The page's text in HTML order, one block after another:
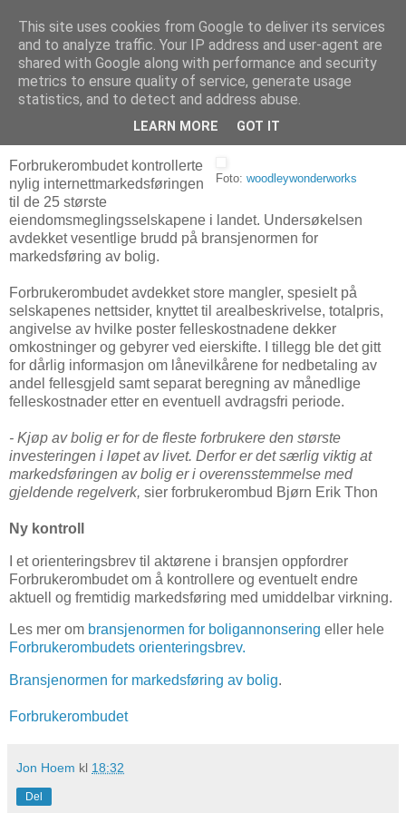
Arkitektur & Miljøteknologi
29 juni 2009
Mangelfull markedsføring av boliger
Foto: woodleywonderworks
Forbrukerombudet kontrollerte
nylig internettmarkedsføringen
til de 25 største
eiendomsmeglingsselskapene i landet. Undersøkelsen
avdekket vesentlige brudd på bransjenormen for
markedsføring av bolig.
Forbrukerombudet avdekket store mangler, spesielt på
selskapenes nettsider, knyttet til arealbeskrivelse, totalpris,
angivelse av hvilke poster felleskostnadene dekker
omkostninger og gebyrer ved eierskifte. I tillegg ble det gitt
for dårlig informasjon om lånevilkårene for nedbetaling av
andel fellesgjeld samt separat beregning av månedlige
felleskostnader etter en eventuell avdragsfri periode.
- Kjøp av bolig er for de fleste forbrukere den største
investeringen i løpet av livet. Derfor er det særlig viktig at
markedsføringen av bolig er i overensstemmelse med
gjeldende regelverk, sier forbrukerombud Bjørn Erik Thon
Ny kontroll
I et orienteringsbrev til aktørene i bransjen oppfordrer
Forbrukerombudet om å kontrollere og eventuelt endre
aktuell og fremtidig markedsføring med umiddelbar virkning.
Les mer om bransjenormen for boligannonsering eller hele
Forbrukerombudets orienteringsbrev.
Bransjenormen for markedsføring av bolig.
Forbrukerombudet
Jon Hoem kl 18:32
Del
This site uses cookies from Google to deliver its services
and to analyze traffic. Your IP address and user-agent are
shared with Google along with performance and security
metrics to ensure quality of service, generate usage
statistics, and to detect and address abuse.
LEARN MORE GOT IT